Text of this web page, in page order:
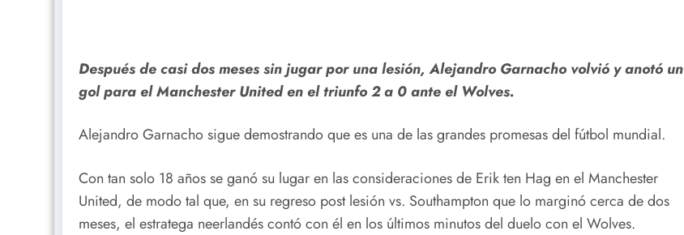
Después de casi dos meses sin jugar por una lesión, Alejandro Garnacho volvió y anotó un
gol para el Manchester United en el triunfo 2 a 0 ante el Wolves.
Alejandro Garnacho sigue demostrando que es una de las grandes promesas del fútbol mundial.
Con tan solo 18 años se ganó su lugar en las consideraciones de Erik ten Hag en el Manchester
United, de modo tal que, en su regreso post lesión vs. Southampton que lo marginó cerca de dos
meses, el estratega neerlandés contó con él en los últimos minutos del duelo con el Wolves.